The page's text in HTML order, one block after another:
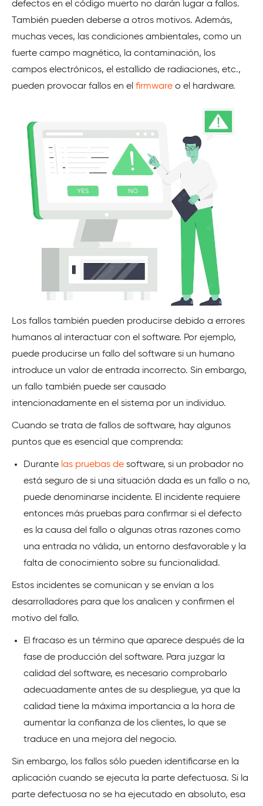
defectos en el código muerto no darán lugar a fallos.
También pueden deberse a otros motivos. Además,
muchas veces, las condiciones ambientales, como un
fuerte campo magnético, la contaminación, los
campos electrónicos, el estallido de radiaciones, etc.,
pueden provocar fallos en el firmware o el hardware.
Los fallos también pueden producirse debido a errores
humanos al interactuar con el software. Por ejemplo,
puede producirse un fallo del software si un humano
introduce un valor de entrada incorrecto. Sin embargo,
un fallo también puede ser causado
intencionadamente en el sistema por un individuo.
Cuando se trata de fallos de software, hay algunos
puntos que es esencial que comprenda:
Durante las pruebas de software, si un probador no
está seguro de si una situación dada es un fallo o no,
puede denominarse incidente. El incidente requiere
entonces más pruebas para confirmar si el defecto
es la causa del fallo o algunas otras razones como
una entrada no válida, un entorno desfavorable y la
falta de conocimiento sobre su funcionalidad.
Estos incidentes se comunican y se envían a los
desarrolladores para que los analicen y confirmen el
motivo del fallo.
El fracaso es un término que aparece después de la
fase de producción del software. Para juzgar la
calidad del software, es necesario comprobarlo
adecuadamente antes de su despliegue, ya que la
calidad tiene la máxima importancia a la hora de
aumentar la confianza de los clientes, lo que se
traduce en una mejora del negocio.
Sin embargo, los fallos sólo pueden identificarse en la
aplicación cuando se ejecuta la parte defectuosa. Si la
parte defectuosa no se ha ejecutado en absoluto, esa